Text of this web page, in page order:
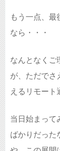
もう一点、最
なら・・・
なんとなくご
が、ただでさ
えるリモート
当日始まって
ばかりだった